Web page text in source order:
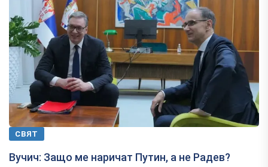
СВЯТ
Вучич: Защо ме наричат Путин, а не Радев?